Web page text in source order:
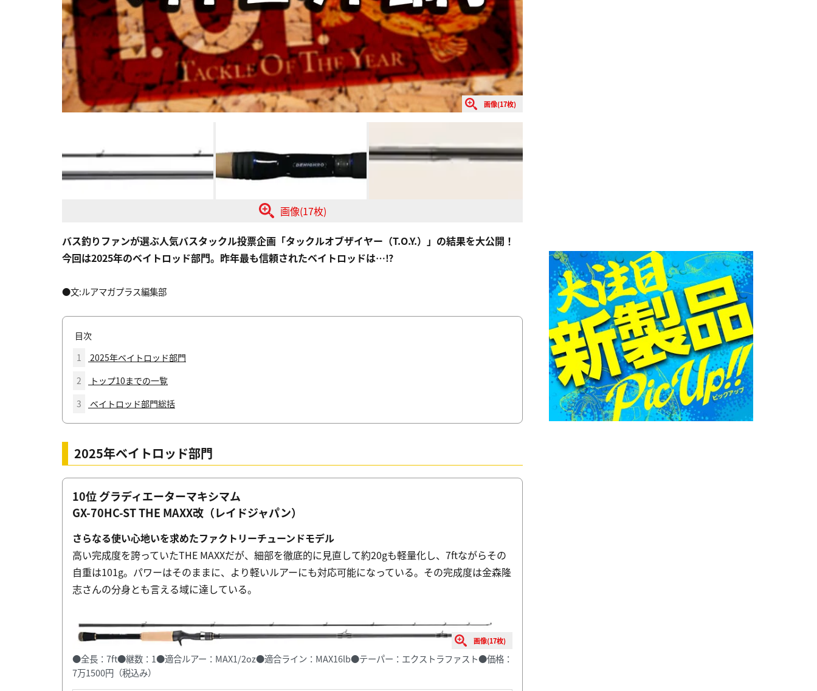
画像(17枚)
画像(17枚)
バス釣りファンが選ぶ人気バスタックル投票企画「タックルオブザイヤー（T.O.Y.）」の結果を大公開！
今回は2025年のベイトロッド部門。昨年最も信頼されたベイトロッドは…⁉
●文:ルアマガプラス編集部
目次
1
2025年ベイトロッド部門
2
トップ10までの一覧
3
ベイトロッド部門総括
2025年ベイトロッド部門
10位 グラディエーターマキシマム
GX-70HC-ST THE MAXX改（レイドジャパン）
さらなる使い心地いを求めたファクトリーチューンドモデル
高い完成度を誇っていたTHE MAXXだが、細部を徹底的に見直して約20gも軽量化し、7ftながらその
自重は101g。パワーはそのままに、より軽いルアーにも対応可能になっている。その完成度は金森隆
志さんの分身とも言える域に達している。
画像(17枚)
●全長：7ft●継数：1●適合ルアー：MAX1/2oz●適合ライン：MAX16lb●テーパー：エクストラファスト●価格：
7万1500円（税込み）